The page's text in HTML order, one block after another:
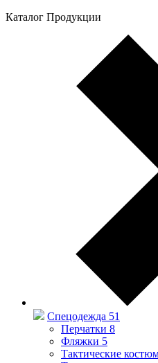
Каталог Продукции
Спецодежда 51
Перчатки 8
Фляжки 5
Тактические